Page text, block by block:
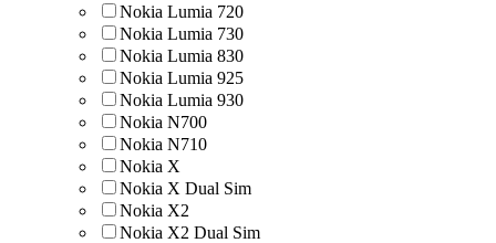
Nokia Lumia 720
Nokia Lumia 730
Nokia Lumia 830
Nokia Lumia 925
Nokia Lumia 930
Nokia N700
Nokia N710
Nokia X
Nokia X Dual Sim
Nokia X2
Nokia X2 Dual Sim